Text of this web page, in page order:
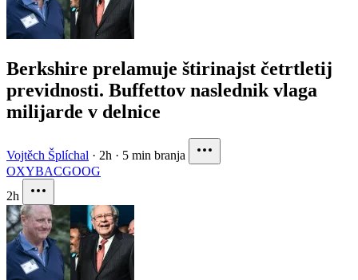
Berkshire prelamuje štirinajst četrtletij
previdnosti. Buffettov naslednik vlaga
milijarde v delnice
Vojtěch Šplíchal · 2h · 5 min branja
OXYBACGOOG
2h